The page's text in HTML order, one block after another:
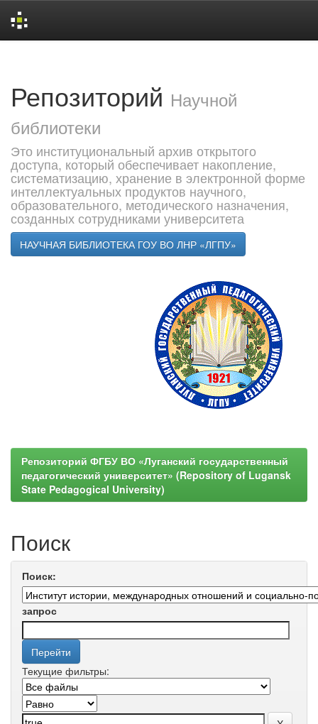
Репозиторий Научной
библиотеки
Это институциональный архив открытого
доступа, который обеспечивает накопление,
систематизацию, хранение в электронной форме
интеллектуальных продуктов научного,
образовательного, методического назначения,
созданных сотрудниками университета
НАУЧНАЯ БИБЛИОТЕКА ГОУ ВО ЛНР «ЛГПУ»
Репозиторий ФГБУ ВО «Луганский государственный
педагогический университет» (Repository of Lugansk
State Pedagogical University)
Поиск
Поиск:
запрос
Текущие фильтры: